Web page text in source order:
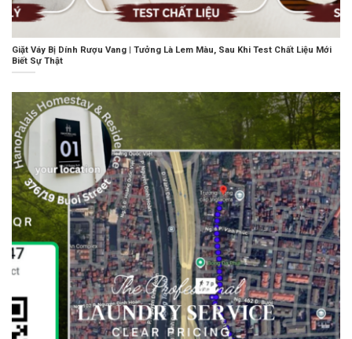
Giặt Váy Bị Dính Rượu Vang | Tưởng Là Lem Màu, Sau Khi Test Chất Liệu Mới
Biết Sự Thật